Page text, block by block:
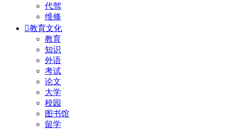
代驾
维修
教育文化
教育
知识
外语
考试
论文
大学
校园
图书馆
留学